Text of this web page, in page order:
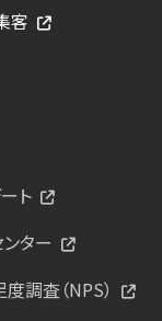
客
ト
ター
調査（NPS）